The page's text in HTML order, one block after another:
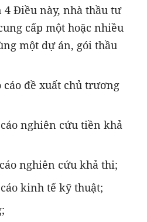
4 Điều này, nhà thầu tư
cấp một hoặc nhiều
một dự án, gói thầu
cáo đề xuất chủ trương
nghiên cứu tiền khả
nghiên cứu khả thi;
kinh tế kỹ thuật;